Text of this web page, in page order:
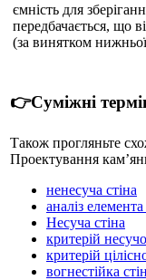
ємність для
передбачається, що
(за винятком
👉Суміжні
Також прогляньте
Проектування
ненесуча стіна
аналіз
Несуча стіна
критерій
критерій
вогнестійка